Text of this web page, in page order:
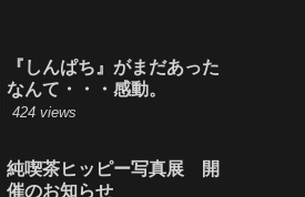
『しんぱち』がまだあった
なんて・・・感動。
424 views
純喫茶ヒッピー写真展 開
催のお知らせ